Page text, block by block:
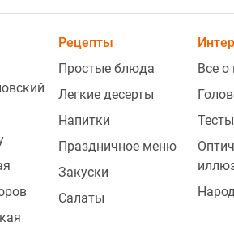
Рецепты
Простые блюда
Легкие десерты
Напитки
Праздничное меню
Закуски
Салаты
Все о